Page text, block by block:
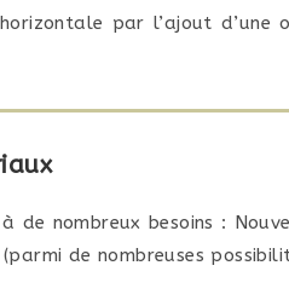
par l’ajout
nombreux besoins :
de nombreuses